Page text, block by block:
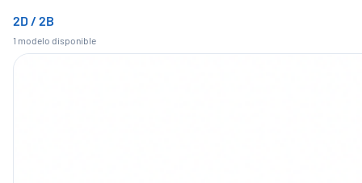
2D / 2B
1 modelo disponible